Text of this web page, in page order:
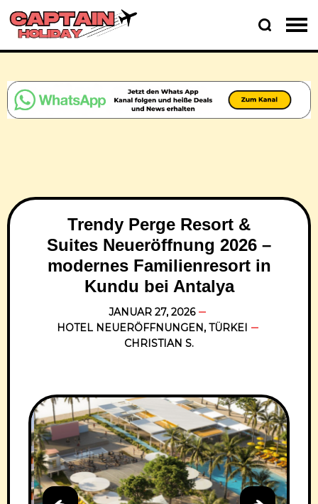
Trendy Perge Resort &
Suites Neueröffnung 2026 –
modernes Familienresort in
Kundu bei Antalya
JANUAR 27, 2026
HOTEL NEUERÖFFNUNGEN, TÜRKEI
CHRISTIAN S.